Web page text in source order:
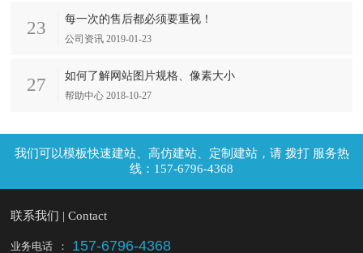
23 每一次的售后都必须要重视！
公司资讯 2019-01-23
27 如何了解网站图片规格、像素大小
帮助中心 2018-10-27
拨打 服务热
线：157-6796-4368
联系我们 | Contact
业务电话 ： 157-6796-4368